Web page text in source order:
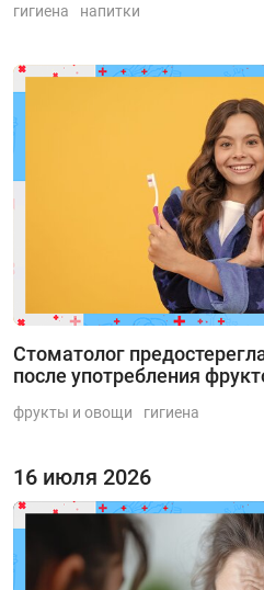
гигиена напитки
Стоматолог
после употребления
фрукты и овощи гигиена
16 июля 2026